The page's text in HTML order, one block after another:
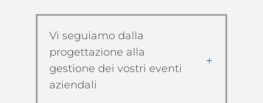
Vi seguiamo dalla
progettazione alla
gestione dei vostri eventi
aziendali